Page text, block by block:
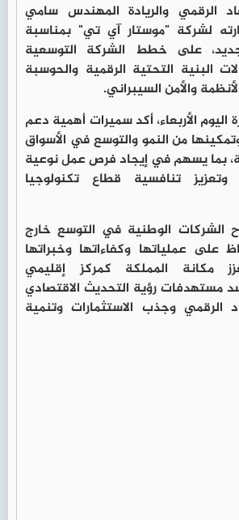
الرقمي والريادة المهندس سامي
لشركة "موستار آي تي" بمناسبة
على خطط الشركة التوسعية
البنية التحتية الرقمية والحوسبة
والأمن السيبراني.
اليوم الأربعاء، أكد سميرات أهمية دعم
من النمو والتوسع في الأسواق
بما يسهم في إيجاد فرص عمل نوعية
وتعزيز تنافسية قطاع تكنولوجيا
الشركات الوطنية في التوسع خارج
على عملياتها وكفاءاتها وخبراتها
مكانة المملكة كمركز إقليمي
مستهدفات رؤية التحديث الاقتصادي
الرقمي وجذب الاستثمارات وتنمية